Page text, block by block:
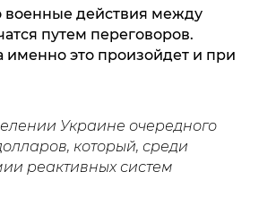
военные действия между
путем переговоров.
именно это произойдет и при
Украине очередного
который, среди
реактивных систем